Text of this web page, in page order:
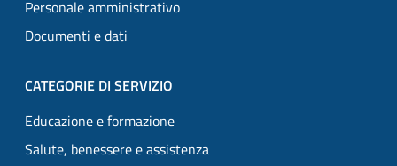
Personale amministrativo
Documenti e dati
CATEGORIE DI SERVIZIO
Educazione e formazione
Salute, benessere e assistenza